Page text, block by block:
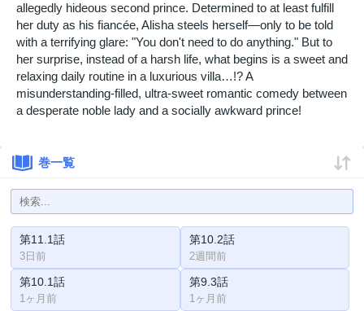
allegedly hideous second prince. Determined to at least fulfill
her duty as his fiancée, Alisha steels herself—only to be told
with a terrifying glare: "You don't need to do anything." But to
her surprise, instead of a harsh life, what begins is a sweet and
relaxing daily routine in a luxurious villa…!? A
misunderstanding-filled, ultra-sweet romantic comedy between
a desperate noble lady and a socially awkward prince!
巻一覧
第11.1話
3日前
第10.2話
2週間前
第10.1話
1ヶ月前
第9.3話
1ヶ月前